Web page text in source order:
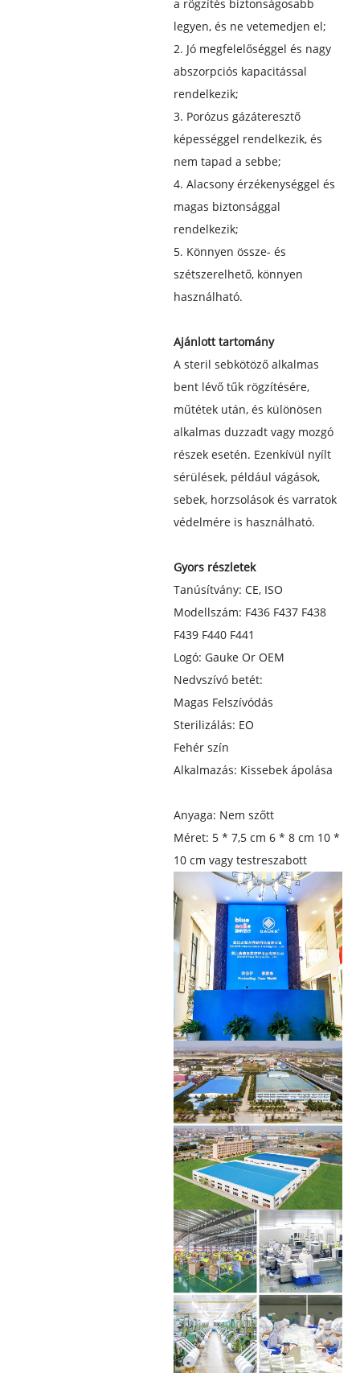
a rögzítés biztonságosabb
legyen, és ne vetemedjen el;
2. Jó megfelelőséggel és nagy
abszorpciós kapacitással
rendelkezik;
3. Porózus gázáteresztő
képességgel rendelkezik, és
nem tapad a sebbe;
4. Alacsony érzékenységgel és
magas biztonsággal
rendelkezik;
5. Könnyen össze- és
szétszerelhető, könnyen
használható.
Ajánlott tartomány
A steril sebkötöző alkalmas
bent lévő tűk rögzítésére,
műtétek után, és különösen
alkalmas duzzadt vagy mozgó
részek esetén. Ezenkívül nyílt
sérülések, például vágások,
sebek, horzsolások és varratok
védelmére is használható.
Gyors részletek
Tanúsítvány: CE, ISO
Modellszám: F436 F437 F438
F439 F440 F441
Logó: Gauke Or OEM
Nedvszívó betét:
Magas Felszívódás
Sterilizálás: EO
Fehér szín
Alkalmazás: Kissebek ápolása
Anyaga: Nem szőtt
Méret: 5 * 7,5 cm 6 * 8 cm 10 *
10 cm vagy testreszabott